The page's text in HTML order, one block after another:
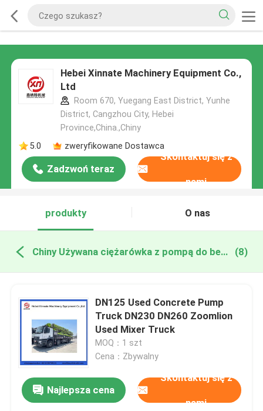
Hebei Xinnate Machinery Equipment Co.,
Ltd
Room 670, Yuegang East District, Yunhe
District, Cangzhou City, Hebei
Province,China.,Chiny
5.0
zweryfikowane Dostawca
Zadzwoń teraz
Skontaktuj się z
nami
produkty O nas
Chiny Używana ciężarówka z pompą do betonu (8)
DN125 Used Concrete Pump
Truck DN230 DN260 Zoomlion
Used Mixer Truck
MOQ：1 szt
Cena：Zbywalny
Najlepsza cena
Skontaktuj się z
nami